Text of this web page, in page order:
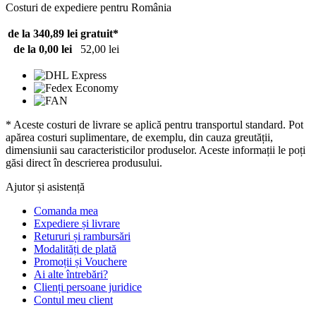
Costuri de expediere pentru România
de la 340,89 lei gratuit*
de la 0,00 lei
52,00 lei
* Aceste costuri de livrare se aplică pentru transportul standard. Pot
apărea costuri suplimentare, de exemplu, din cauza greutății,
dimensiunii sau caracteristicilor produselor. Aceste informații le poți
găsi direct în descrierea produsului.
Ajutor și asistență
Comanda mea
Expediere și livrare
Retururi și rambursări
Modalități de plată
Promoții și Vouchere
Ai alte întrebări?
Clienți persoane juridice
Contul meu client